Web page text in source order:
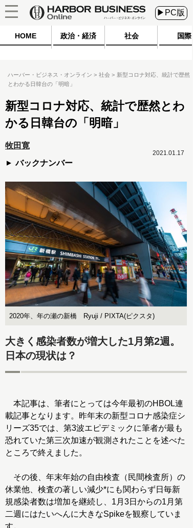
▶PC版
HOME 政治・経済 社会 国際
ハーバー・ビジネス・オンライン 社会
新型コロナ対応、統計で歴然
とわかる日韓台の「明暗」
新型コロナ対応、統計で歴然とわ
かる日韓台の「明暗」
牧田寛
バックナンバー
2021.01.17
2020年、年の瀬の新橋 Ryuji / PIXTA(ピクスタ)
大きく感染者数が増大した1月第2週。
日本の現状は？
本記事は、筆者にとっては今年最初のHBOL連
載記事となります。昨年末の新型コロナ感染症シ
リーズ35では、第3波エピデミックに筆者が最も
恐れていた第三次加速が観測されたことを述べた
ところで終えました。
その後、年末年始の自由検査（民間検査所）の
休業他、検査の著しい減少*にも関わらず日毎新
規感染者数は増加を継続し、1月3日からの1月第
二週にはたいへんに大きなSpikeを観察していま
す。